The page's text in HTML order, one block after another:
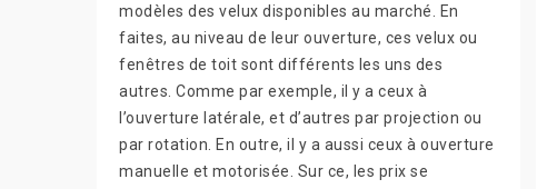
modèles des velux disponibles au marché. En
faites, au niveau de leur ouverture, ces velux ou
fenêtres de toit sont différents les uns des
autres. Comme par exemple, il y a ceux à
l’ouverture latérale, et d’autres par projection ou
par rotation. En outre, il y a aussi ceux à ouverture
manuelle et motorisée. Sur ce, les prix se